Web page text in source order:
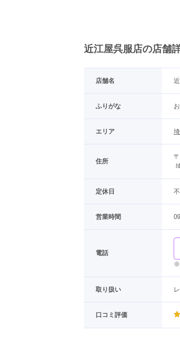
近江屋呉服店の店舗
店舗名
ふりがな
エリア
住所
定休日
営業時間
電話
※
取り扱い
口コミ評価